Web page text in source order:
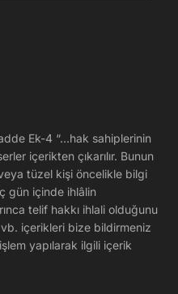
Ek-4 “…hak sahiplerinin
içerikten çıkarılır. Bunun
tüzel kişi öncelikle bilgi
gün içinde ihlâlin
telif hakkı ihlali olduğunu
içerikleri bize bildirmeniz
yapılarak ilgili içerik